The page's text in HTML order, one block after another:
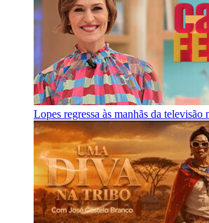
Lopes regressa às manhãs da televisão